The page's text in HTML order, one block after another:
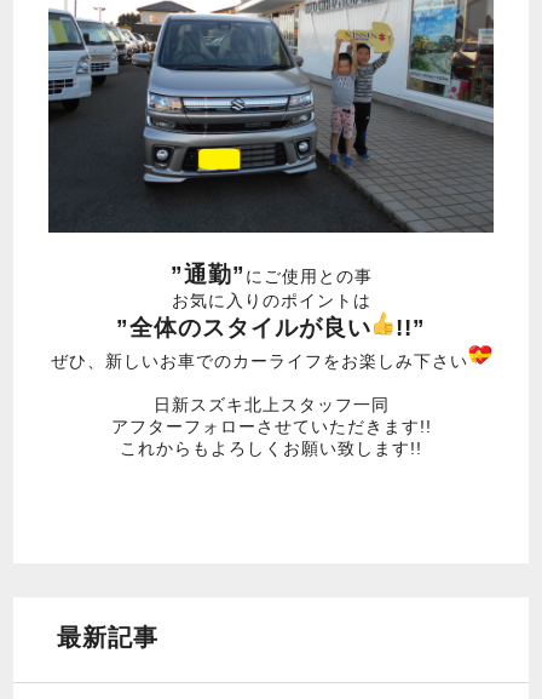
”通勤” にご使用との事
お気に入りのポイントは
”全体のスタイルが良い !!”
ぜひ、新しいお車でのカーライフをお楽しみ下さい
日新スズキ北上スタッフ一同
アフターフォローさせていただきます!!
これからもよろしくお願い致します!!
最新記事